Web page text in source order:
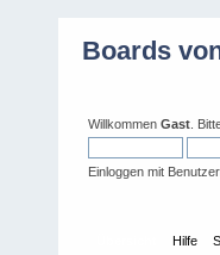
Boards
Willkommen Gast .
Einloggen mit
Hilfe